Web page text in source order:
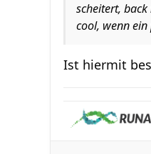
scheitert,
cool, wenn
Ist hiermit